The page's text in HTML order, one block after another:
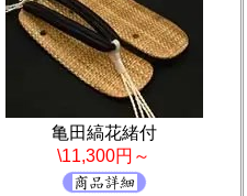
亀田縞花緒付
\11,300円～